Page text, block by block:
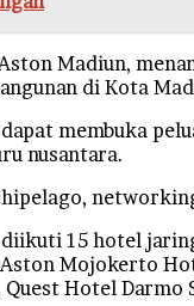
Madiun,
di Kota
membuka
nusantara.
15 hotel
Mojokerto
Hotel Darmo